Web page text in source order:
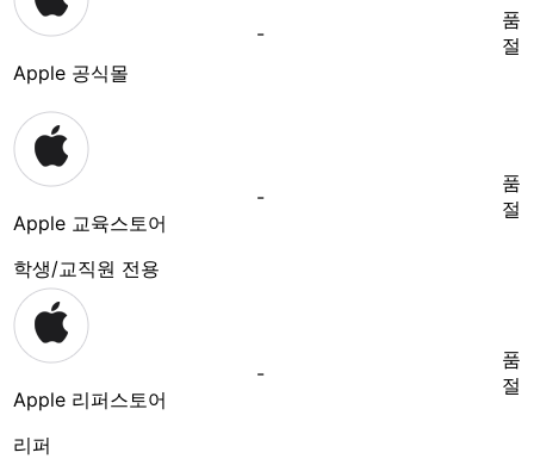
Apple 공식몰
-
품
절
Apple 교육스토어
학생/교직원 전용
-
품
절
Apple 리퍼스토어
리퍼
-
품
절